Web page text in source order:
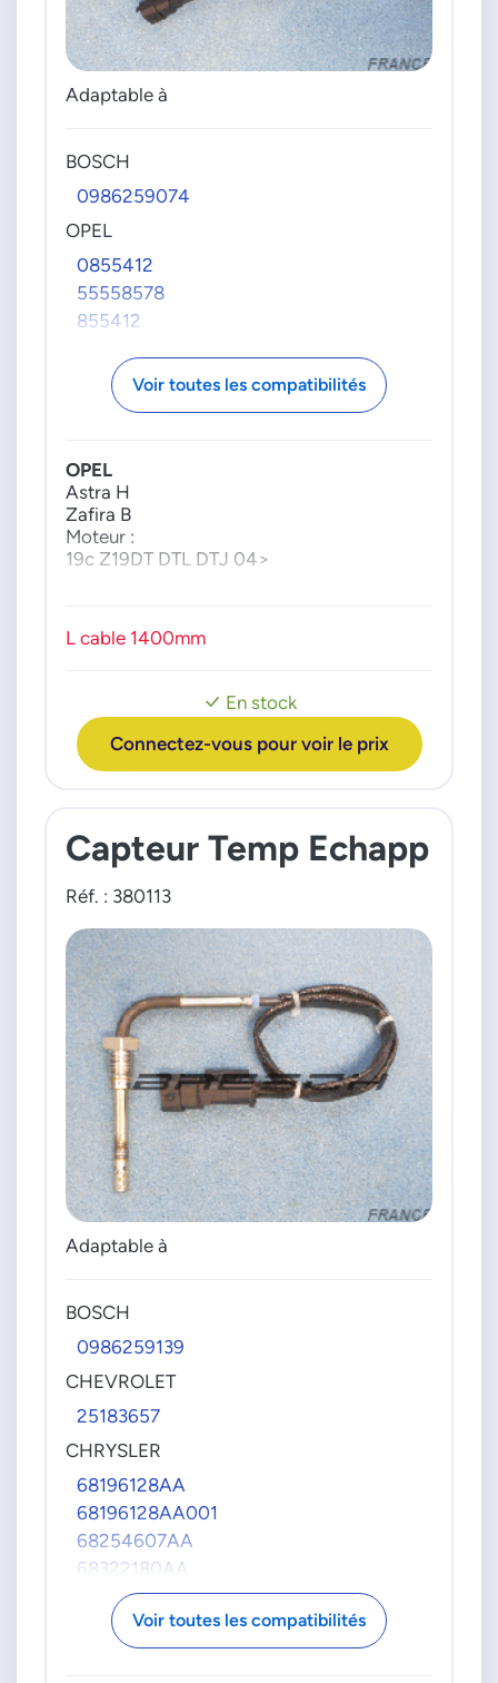
Adaptable à
BOSCH
0986259074
OPEL
0855412
55558578
855412
Voir toutes les compatibilités
En stock
Connectez-vous pour voir le prix
OPEL
Astra H
Zafira B
Moteur :
19c Z19DT DTL DTJ 04>
L cable 1400mm
Capteur Temp Echapp
Réf. : 380113
Adaptable à
BOSCH
0986259139
CHEVROLET
25183657
CHRYSLER
68196128AA
68196128AA001
68254607AA
68322180AA
DELPHI
TS30240
Voir toutes les compatibilités